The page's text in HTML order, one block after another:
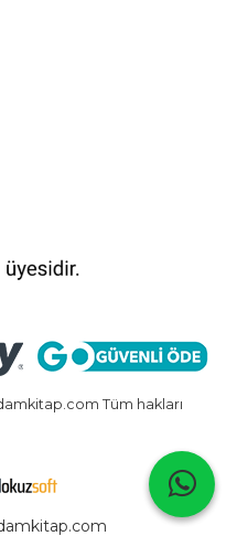
Tüm hakları